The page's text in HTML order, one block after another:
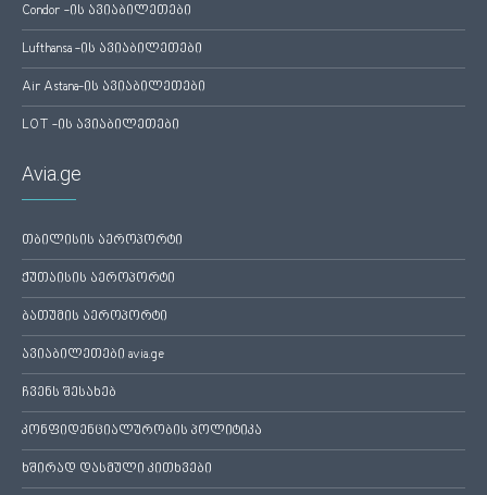
Condor -ის ავიაბილეთები
Lufthansa -ის ავიაბილეთები
Air Astana-ის ავიაბილეთები
LOT -ის ავიაბილეთები
Avia.ge
თბილისის აეროპორტი
ქუთაისის აეროპორტი
ბათუმის აეროპორტი
ავიაბილეთები avia.ge
ჩვენს შესახებ
კონფიდენციალურობის პოლიტიკა
ხშირად დასმული კითხვები